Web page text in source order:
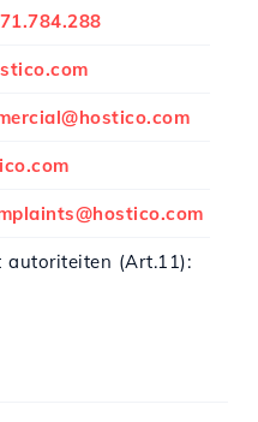
autoriteiten (Art.11):